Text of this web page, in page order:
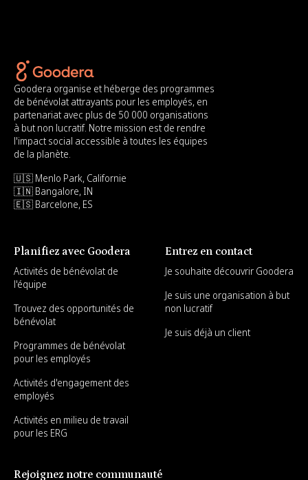
Goodera organise et héberge des programmes
de bénévolat attrayants pour les employés, en
partenariat avec plus de 50 000 organisations
à but non lucratif. Notre mission est de rendre
l'impact social accessible à toutes les équipes
de la planète.
🇺🇸 Menlo Park, Californie
🇮🇳 Bangalore, IN
🇪🇸 Barcelone, ES
Planifiez avec Goodera
Activités de bénévolat de
l'équipe
Trouvez des opportunités de
bénévolat
Programmes de bénévolat
pour les employés
Activités d'engagement des
employés
Activités en milieu de travail
pour les ERG
Entrez en contact
Je souhaite découvrir Goodera
Je suis une organisation à but
non lucratif
Je suis déjà un client
Rejoignez notre communauté